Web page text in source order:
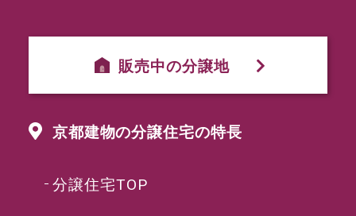
販売中の分譲地
京都建物の分譲住宅の特長
分譲住宅TOP